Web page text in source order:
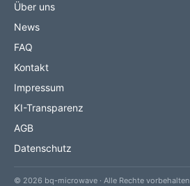
Über uns
News
FAQ
Kontakt
Impressum
KI-Transparenz
AGB
Datenschutz
© 2026 bq-microwave · Alle Rechte vorbehalten